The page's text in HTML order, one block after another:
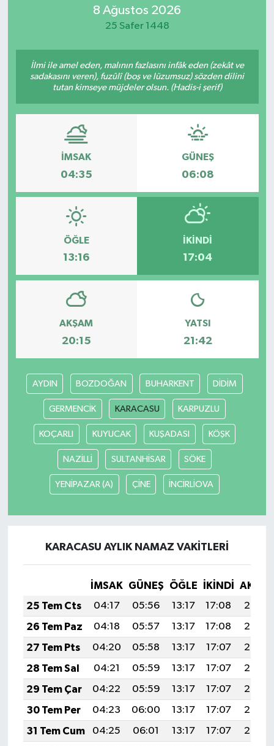
8 Ağustos 2026
25 Safer 1448
İlmi ile amel eden, malının fazlasını infâk eden (zekât ve
sadakasını veren), fuzûlî (boş ve lüzumsuz) sözden dilini
tutan kimseye müjdeler olsun. (Hadis-i şerif)
İMSAK
04:35
GÜNEŞ
06:08
ÖĞLE
13:16
İKINDI
17:04
AKŞAM
20:15
YATSI
21:42
AYDIN BOZDOĞAN BUHARKENT DİDİM
GERMENCİK KARACASU KARPUZLU
KOÇARLI KUYUCAK KUŞADASI KÖŞK
NAZİLLİ SULTANHİSAR SÖKE
YENİPAZAR (A) ÇİNE İNCİRLİOVA
KARACASU AYLIK NAMAZ VAKITLERI
İMSAK GÜNEŞ ÖĞLE İKINDI
25 Tem Cts
04:17 05:56 13:17 17:08
20:28
26 Tem Paz
04:18 05:57 13:17 17:08
20:27
27 Tem Pts
04:20 05:58 13:17 17:07
20:27
28 Tem Sal
04:21 05:59 13:17 17:07
20:26
29 Tem Çar
04:22 05:59 13:17 17:07
20:25
30 Tem Per
04:23 06:00 13:17 17:07
20:24
31 Tem Cum
04:25 06:01 13:17 17:07
20:23
RÖPORTAJLAR
SAĞLIK
SİYASET
GÜNCEL
SPOR
YAŞAM